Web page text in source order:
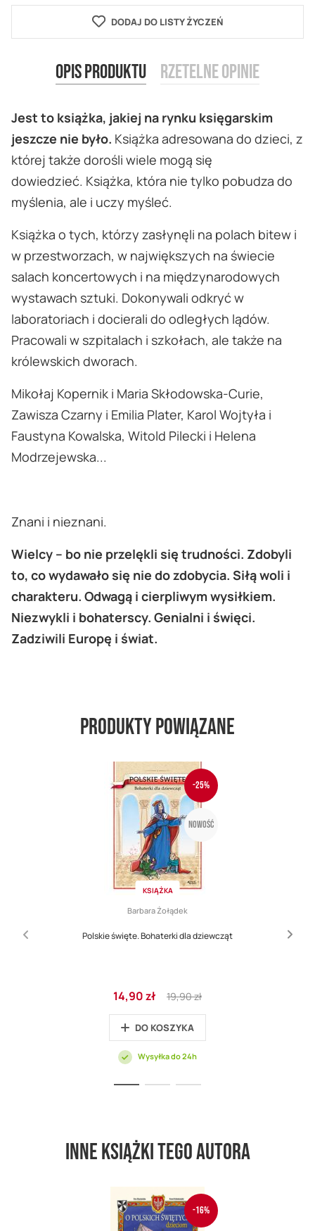
DODAJ DO LISTY ŻYCZEŃ
Opis produktu
Jest to książka, jakiej na rynku księgarskim
jeszcze nie było. Książka adresowana do dzieci, z
której także dorośli wiele mogą się
dowiedzieć. Książka, która nie tylko pobudza do
myślenia, ale i uczy myśleć.
Książka o tych, którzy zasłynęli na polach bitew i
w przestworzach, w największych na świecie
salach koncertowych i na międzynarodowych
wystawach sztuki. Dokonywali odkryć w
laboratoriach i docierali do odległych lądów.
Pracowali w szpitalach i szkołach, ale także na
królewskich dworach.
Mikołaj Kopernik i Maria Skłodowska-Curie,
Zawisza Czarny i Emilia Plater, Karol Wojtyła i
Faustyna Kowalska, Witold Pilecki i Helena
Modrzejewska...
Znani i nieznani.
Wielcy – bo nie przelękli się trudności. Zdobyli
to, co wydawało się nie do zdobycia. Siłą woli i
charakteru. Odwagą i cierpliwym wysiłkiem.
Niezwykli i bohaterscy. Genialni i święci.
Zadziwili Europę i świat.
Rzetelne opinie
Produkty powiązane
-25%
Nowość
KSIĄŻKA
Barbara Żołądek
Polskie święte. Bohaterki dla dziewcząt
Cena
promocyjna
14,90 zł
Regular
Price
19,90 zł
DO KOSZYKA
Wysyłka do 24h
Inne książki tego autora
-16%